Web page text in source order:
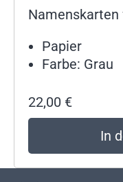
Namenskarten
Papier
Farbe: Grau
22,00 €
In